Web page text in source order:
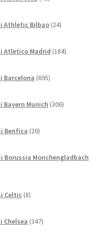
izdelkov
Athletic Bilbao 24izdelkov
Atletico Madrid 184izdelkov
Barcelona 695izdelkov
Bayern Munich 306izdelkov
Benfica 26izdelkov
Borussia Monchengladbach
Celtic 8izdelkov
Chelsea 347izdelkov